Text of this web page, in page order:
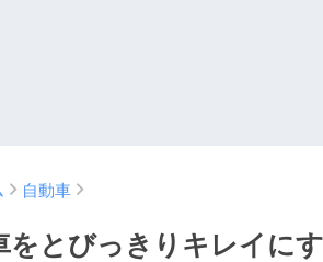
自動車
をとびっきりキレイに